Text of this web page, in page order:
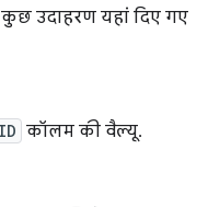
उदाहरण यहां दिए गए
_ID कॉलम की वैल्यू.